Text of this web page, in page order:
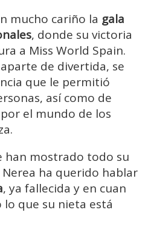
mucho cariño la gala
, donde su victoria
a Miss World Spain.
de divertida, se
que le permitió
así como de
el mundo de los
han mostrado todo su
ha querido hablar
, ya fallecida y en cuan
que su nieta está